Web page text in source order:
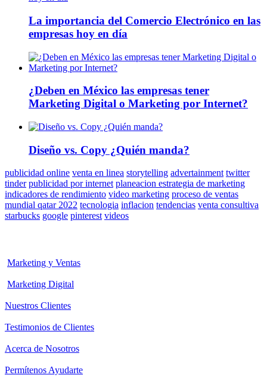
La importancia del Comercio Electrónico en las
empresas hoy en día
¿Deben en México las empresas tener
Marketing Digital o Marketing por Internet?
Diseño vs. Copy ¿Quién manda?
publicidad online venta en linea storytelling advertainment twitter
tinder publicidad por internet planeacion estrategia de marketing
indicadores de rendimiento video marketing proceso de ventas
mundial qatar 2022 tecnologia inflacion tendencias venta consultiva
starbucks google pinterest videos
Marketing y Ventas
Marketing Digital
Nuestros Clientes
Testimonios de Clientes
Acerca de Nosotros
Permítenos Ayudarte